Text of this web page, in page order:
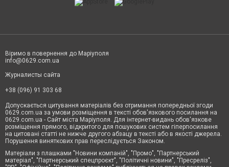
Віримо в повернення до Маріуполя
info@0629.com.ua
Журналисты сайта
+38 (096) 91 303 68
Допускається цитування матеріалів без отримання попередньої згоди
0629.com.ua за умови розміщення в тексті обов'язкового посилання на
0629.com.ua - Сайт міста Маріуполя. Для інтернет-видань обов'язкове
розміщення прямого, відкритого для пошукових систем гіперпосилання
на цитовані статті не нижче другого абзацу в тексті або в якості джерела.
Порушення виняткових прав переслідується Законом.
Матеріали з плашками "Новини компаній", "Промо", "Партнерський
матеріал", "Партнерський спецпроєкт", "Політичні новини", "Пресреліз",